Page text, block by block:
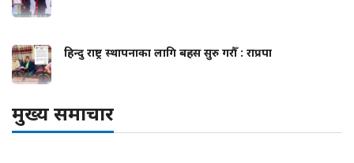
हिन्दु राष्ट्र स्थापनाका लागि बहस सुरु गरौँ : राप्रपा
मुख्य समाचार